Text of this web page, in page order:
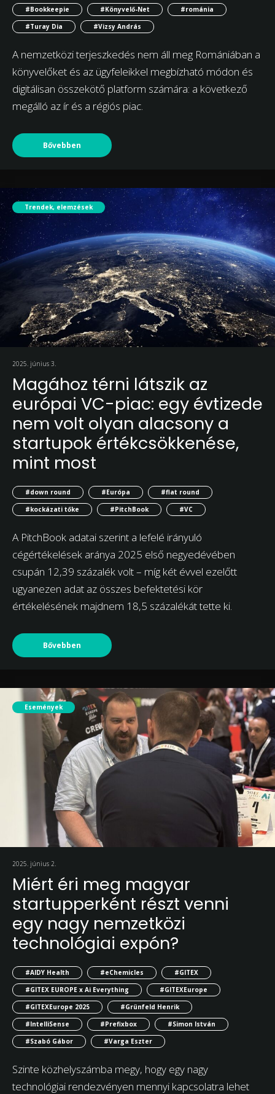
#Bookkeepie #Könyvelő-Net
#románia
#Turay Dia
#Vizsy András
A nemzetközi terjeszkedés nem áll meg Romániában a
könyvelőket és az ügyfeleikkel megbízható módon és
digitálisan összekötő platform számára: a következő
megálló az ír és a régiós piac.
Bővebben
Trendek, elemzések
2025. június 3.
Magához térni látszik az
európai VC-piac: egy évtizede
nem volt olyan alacsony a
startupok értékcsökkenése,
mint most
#down round #Európa
#flat round
#kockázati tőke
#PitchBook #VC
A PitchBook adatai szerint a lefelé irányuló
cégértékelések aránya 2025 első negyedévében
csupán 12,39 százalék volt – míg két évvel ezelőtt
ugyanezen adat az összes befektetési kör
értékelésének majdnem 18,5 százalékát tette ki.
Bővebben
Események
2025. június 2.
Miért éri meg magyar
startupperként részt venni
egy nagy nemzetközi
technológiai expón?
#AIDY Health #eChemicles
#GITEX
#GITEX EUROPE x Ai Everything
#GITEXEurope
#GITEXEurope 2025
#Grünfeld Henrik
#IntelliSense
#Prefixbox
#Simon István
#Szabó Gábor
#Varga Eszter
Szinte közhelyszámba megy, hogy egy nagy
technológiai rendezvényen mennyi kapcsolatra lehet